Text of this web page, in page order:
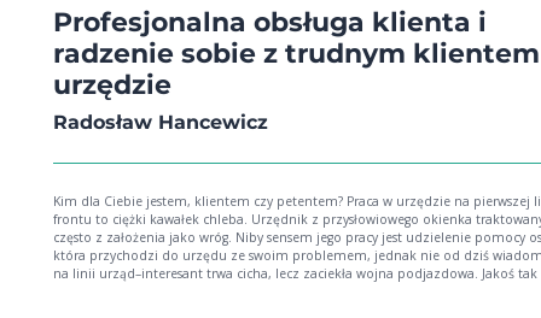
Profesjonalna obsługa klienta i
radzenie sobie z trudnym
urzędzie
Radosław Hancewicz
Kim dla Ciebie jestem, klientem czy petentem? Praca w urzędzie na pierwszej linii
frontu to ciężki kawałek chleba. Urzędnik z przysłowiowego okienka
często z założenia jako wróg. Niby sensem jego pracy jest udzielenie pomocy
która przychodzi do urzędu ze swoim problemem, jednak nie od dziś
na linii urząd–interesant trwa cicha, lecz zaciekła wojna podjazdowa. Jakoś tak